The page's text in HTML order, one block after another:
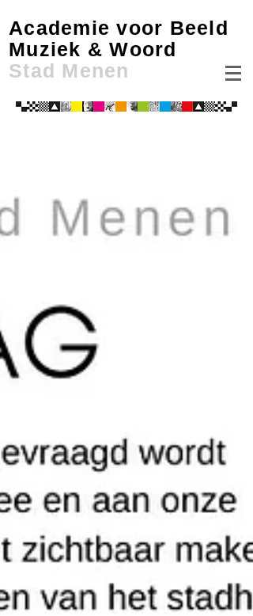
Academie voor Beeld
Muziek & Woord
Stad Menen